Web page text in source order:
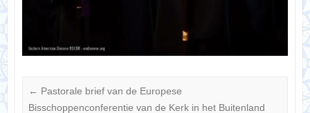
← Pastorale brief van de Europese
Bisschoppenconferentie van de Kerk in het Buitenland